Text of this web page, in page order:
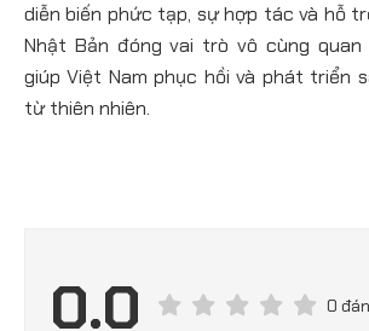
diễn biến phức tạp, sự hợp tác và hỗ
Nhật Bản đóng vai trò vô cùng
giúp Việt Nam phục hồi và phát triển
từ thiên nhiên.
0.0 0